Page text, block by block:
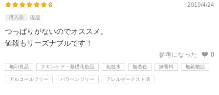
6 2019/4/24
購入品 現品
つっぱりがないのでオススメ。
値段もリーズナブルです！
参考になった 0
無印良品 スキンケア・基礎化粧品 化粧水 無着色 無香料 無鉱物油
アルコールフリー パラベンフリー アレルギーテスト済